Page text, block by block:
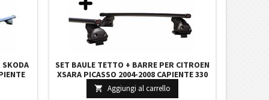
SKODA
SET BAULE TETTO + BARRE PER CITROEN
XSARA PICASSO 2004-2008 CAPIENTE 330
LITRI GRIGIO CON 2 CHIAVI BARRE 110 CM
+ KIT ATTACCHI
 Aggiungi al carrello